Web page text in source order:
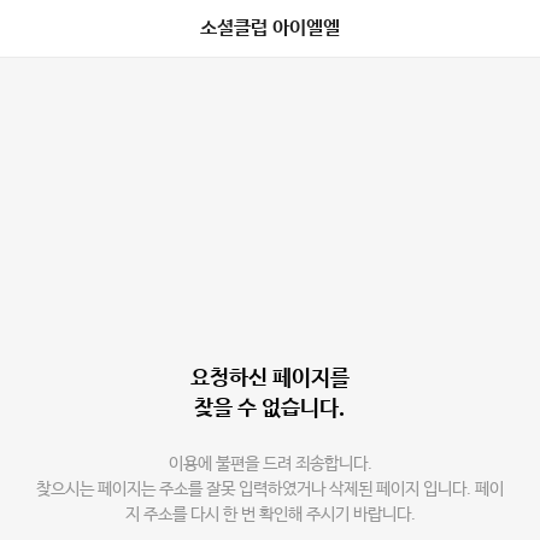
소셜클럽 아이엘엘
요청하신 페이지를
찾을 수 없습니다.
이용에 불편을 드려 죄송합니다.
찾으시는 페이지는 주소를 잘못 입력하였거나 삭제된 페이지 입니다. 페이
지 주소를 다시 한 번 확인해 주시기 바랍니다.